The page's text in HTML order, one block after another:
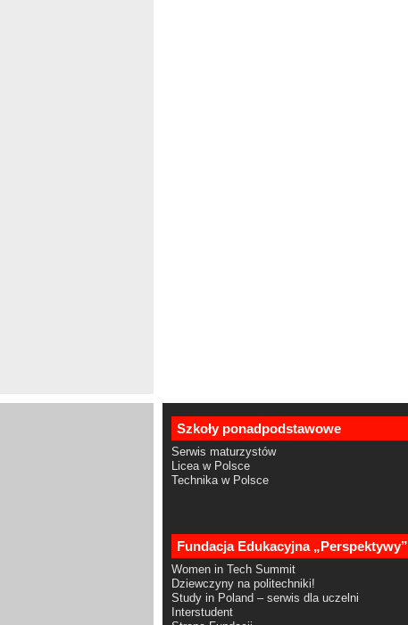
Szkoły ponadpodstawowe
Serwis maturzystów
Licea w Polsce
Technika w Polsce
Fundacja Edukacyjna „Perspektywy”
Women in Tech Summit
Dziewczyny na politechniki!
Study in Poland – serwis dla uczelni
Interstudent